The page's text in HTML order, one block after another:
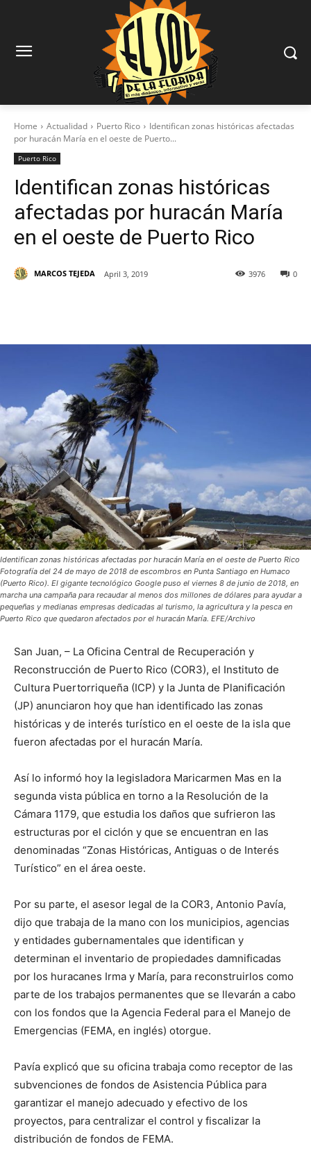
Home Actualidad Puerto Rico
Identifican zonas históricas afectadas
por huracán María en el oeste de Puerto...
Puerto Rico
Identifican zonas históricas
afectadas por huracán María
en el oeste de Puerto Rico
MARCOS TEJEDA April 3, 2019 0
3976
Identifican zonas históricas afectadas por huracán María en el oeste de Puerto Rico
Fotografía del 24 de mayo de 2018 de escombros en Punta Santiago en Humaco
(Puerto Rico). El gigante tecnológico Google puso el viernes 8 de junio de 2018, en
marcha una campaña para recaudar al menos dos millones de dólares para ayudar a
pequeñas y medianas empresas dedicadas al turismo, la agricultura y la pesca en
Puerto Rico que quedaron afectados por el huracán María. EFE/Archivo
San Juan, – La Oficina Central de Recuperación y
Reconstrucción de Puerto Rico (COR3), el Instituto de
Cultura Puertorriqueña (ICP) y la Junta de Planificación
(JP) anunciaron hoy que han identificado las zonas
históricas y de interés turístico en el oeste de la isla que
fueron afectadas por el huracán María.
Así lo informó hoy la legisladora Maricarmen Mas en la
segunda vista pública en torno a la Resolución de la
Cámara 1179, que estudia los daños que sufrieron las
estructuras por el ciclón y que se encuentran en las
denominadas “Zonas Históricas, Antiguas o de Interés
Turístico” en el área oeste.
Por su parte, el asesor legal de la COR3, Antonio Pavía,
dijo que trabaja de la mano con los municipios, agencias
y entidades gubernamentales que identifican y
determinan el inventario de propiedades damnificadas
por los huracanes Irma y María, para reconstruirlos como
parte de los trabajos permanentes que se llevarán a cabo
con los fondos que la Agencia Federal para el Manejo de
Emergencias (FEMA, en inglés) otorgue.
Pavía explicó que su oficina trabaja como receptor de las
subvenciones de fondos de Asistencia Pública para
garantizar el manejo adecuado y efectivo de los
proyectos, para centralizar el control y fiscalizar la
distribución de fondos de FEMA.